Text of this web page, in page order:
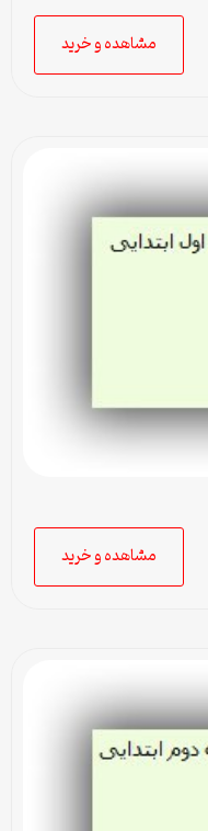
مشاهده و خرید
مشاهده و خرید